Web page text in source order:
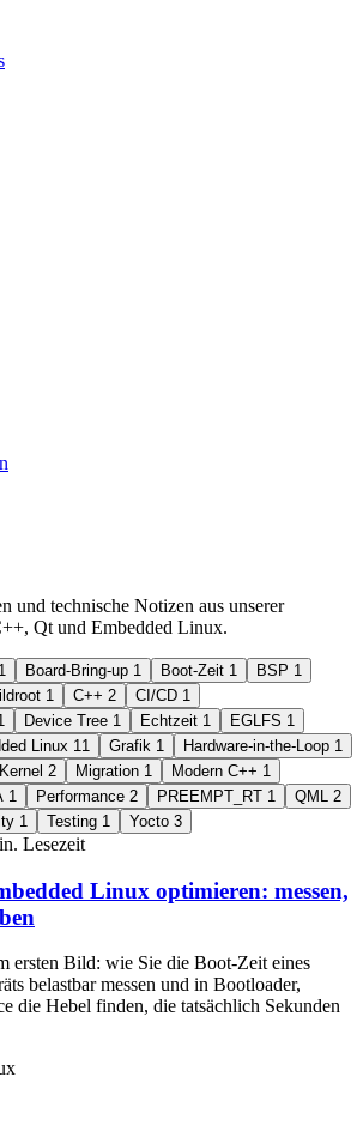
und technische Notizen aus unserer
Qt und Embedded Linux.
1 Board-Bring-up 1 Boot-Zeit 1 BSP 1
1 C++ 2 CI/CD 1
Device Tree 1 Echtzeit 1 EGLFS 1
Linux 11 Grafik 1 Hardware-in-the-Loop 1
Kernel 2 Migration 1 Modern C++ 1
1 Performance 2 PREEMPT_RT 1 QML 2
1 Testing 1 Yocto 3
Lesezeit
Linux optimieren: messen,
ersten Bild: wie Sie die Boot-Zeit eines
belastbar messen und in Bootloader,
die Hebel finden, die tatsächlich Sekunden